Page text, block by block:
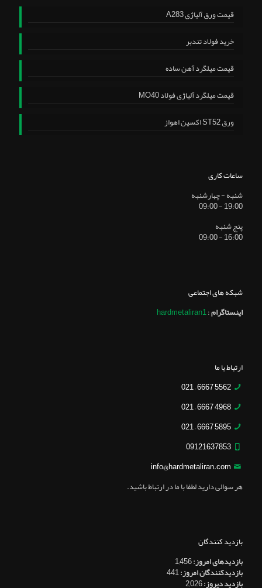
قیمت ورق آلیاژی A283
خرید فولاد تندبر
قیمت میلگرد آهن ساده
قیمت میلگرد آلیاژی فولاد MO40
ورق ST52 اکسین اهواز
ساعات کاری
شنبه - چهارشنبه
19:00 - 09:00
پنج شنبه
16:00 - 09:00
شبکه های اجتماعی
اینستاگرام:
hardmetaliran1
ارتباط با ما
5562 6667 – 021
4968 6667 – 021
5895 6667 – 021
09121637853
info@hardmetaliran.com
هر سوالی دارید لطفا با ما در ارتباط باشید.
بازدید کنندگان
بازدیدهای امروز:1,456
بازدیدکنندگان امروز:441
بازدید دیروز:2,026